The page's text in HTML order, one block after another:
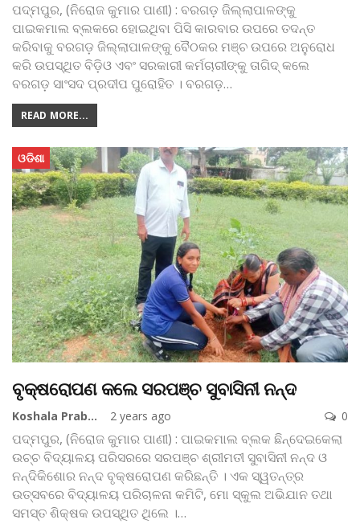
ପଦ୍ମପୁର, (ନିରୋଜ କୁମାର ପାଣୀ) : ବରଗଡ଼ ଜିଲ୍ଲାପାଳଙ୍କୁ
ପାଇକମାଲ ବ୍ଲକରେ ହୋଇଥିବା ପିସି କାରବାର ଉପରେ ତଦନ୍ତ
କରିବାକୁ ବରଗଡ଼ ଜିଲ୍ଲାପାଳଙ୍କୁ ବୈଠକର ମଞ୍ଚ ଉପରେ ଅନୁରୋଧ
କରି ଉପସ୍ଥିତ ବିଡ଼ିଓ ଏବଂ ସରକାରୀ କର୍ମଚାରୀଙ୍କୁ ତାଗିଦ୍ କଲେ
ବରଗଡ଼ ସାଂସଦ ପ୍ରଦୀପ ପୁରୋହିତ । ବରଗଡ଼…
READ MORE...
ଓଡିଶା
ବୃକ୍ଷରୋପଣ କଲେ ସରପଞ୍ଚ ସୁବାସିନୀ ନନ୍ଦ
Koshala Prabaha 2 years ago 0
ପଦ୍ମପୁର, (ନିରୋଜ କୁମାର ପାଣୀ) : ପାଇକମାଲ ବ୍ଲକ ଛିନ୍ଦେଇକେଲା
ଉଚ୍ଚ ବିଦ୍ୟାଳୟ ପରିସରରେ ସରପଞ୍ଚ ଶ୍ରୀମତୀ ସୁବାସିନୀ ନନ୍ଦ ଓ
ନନ୍ଦିକିଶୋର ନନ୍ଦ ବୃକ୍ଷରୋପଣ କରିଛନ୍ତି । ଏକ ସ୍ୱତନ୍ତ୍ର
ଉତ୍ସବରେ ବିଦ୍ୟାଳୟ ପରିଚାଳନା କମିଟି, ମୋ ସ୍କୁଲ ଅଭିଯାନ ତଥା
ସମସ୍ତ ଶିକ୍ଷକ ଉପସ୍ଥିତ ଥିଲେ ।…